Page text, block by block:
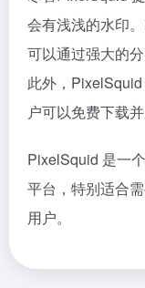
会有浅浅的水印
可以通过强大的
此外，
户可以免费下载
PixelSquid 是一
平台，特别适合
用户。